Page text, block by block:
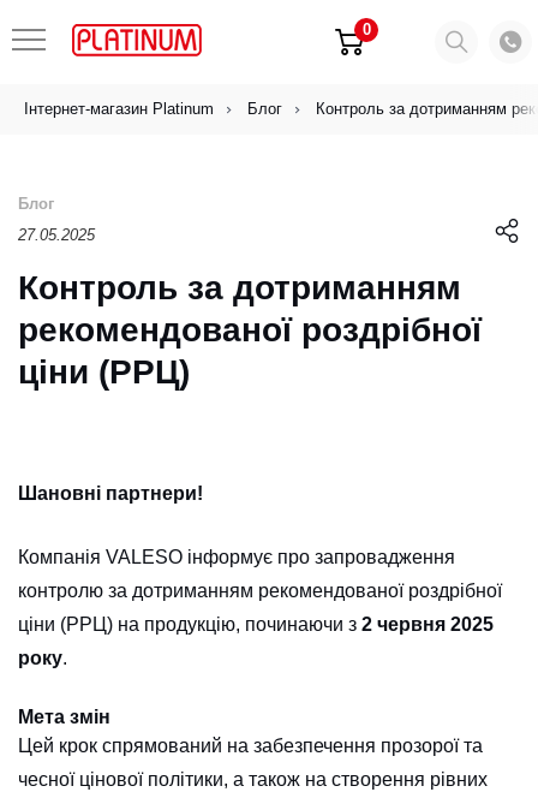
0
Інтернет-магазин Platinum Блог Контроль за дотриманням
Блог
27.05.2025
Контроль за дотриманням
рекомендованої роздрібної
ціни (РРЦ)
Шановні партнери!
Компанія VALESO інформує про запровадження
контролю за дотриманням рекомендованої роздрібної
ціни (РРЦ) на продукцію, починаючи з 2 червня 2025
року.
Мета змін
Цей крок спрямований на забезпечення прозорої та
чесної цінової політики, а також на створення рівних